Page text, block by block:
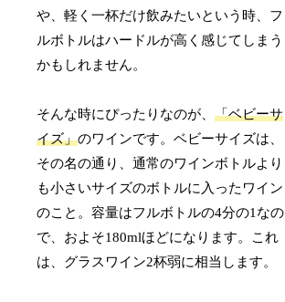
や、軽く一杯だけ飲みたいという時、フ
ルボトルはハードルが高く感じてしまう
かもしれません。
そんな時にぴったりなのが、「ベビーサ
イズ」のワインです。ベビーサイズは、
その名の通り、通常のワインボトルより
も小さいサイズのボトルに入ったワイン
のこと。容量はフルボトルの4分の1なの
で、およそ180mlほどになります。これ
は、グラスワイン2杯弱に相当します。